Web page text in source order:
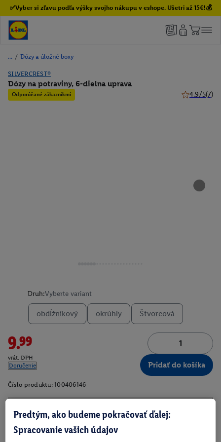
✅Vyber si zľavu podľa výšky svojho nákupu v eshope. Ušetri až 15€!💰
/ Dózy a úložné boxy
SILVERCREST®
Dózy na potraviny, 6-dielna uprava
Odporúčané zákazníkmi 4.9/5(7)
Druh:Vyberte variant
obdĺžnikový okrúhly Štvorcová
9.99
vrát. DPH
Doručenie
Pridať do košíka
Číslo produktu: 100406146
O produkte
Predtým, ako budeme pokračovať ďalej:
Spracovanie vašich údajov